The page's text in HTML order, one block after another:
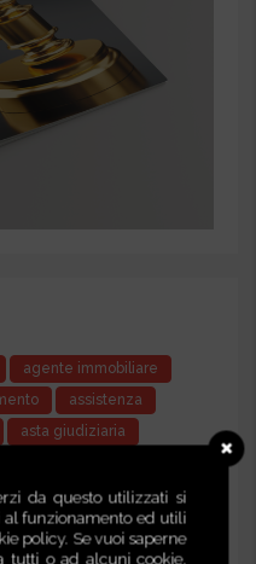
agente immobiliare
assistenza
asta giudiziaria
cedolare secca
conduttore
diritti e doveri
da questo utilizzati si
al funzionamento ed utili
policy. Se vuoi saperne
tutti o ad alcuni cookie,